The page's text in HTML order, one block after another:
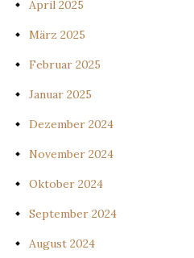
April 2025
März 2025
Februar 2025
Januar 2025
Dezember 2024
November 2024
Oktober 2024
September 2024
August 2024